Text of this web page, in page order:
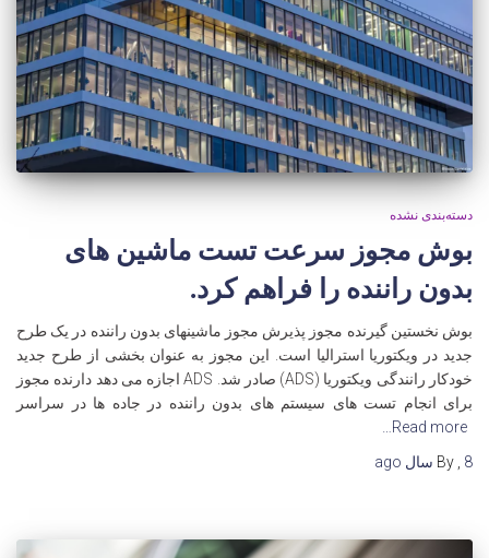
دسته‌بندی نشده
بوش مجوز سرعت تست ماشین های
بدون راننده را فراهم کرد.
بوش نخستین گیرنده مجوز پذیرش مجوز ماشینهای بدون راننده در یک طرح
جدید در ویکتوریا استرالیا است. این مجوز به عنوان بخشی از طرح جدید
خودکار رانندگی ویکتوریا (ADS) صادر شد. ADS اجازه می دهد دارنده مجوز
برای انجام تست های سیستم های بدون راننده در جاده ها در سراسر
Read more…
By , 8 سال